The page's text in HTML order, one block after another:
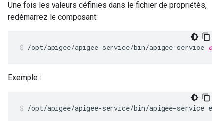
Une fois les valeurs définies dans le fichier de propriétés,
redémarrez le composant:
/opt/apigee/apigee-service/bin/apigee-service
Exemple :
/opt/apigee/apigee-service/bin/apigee-service